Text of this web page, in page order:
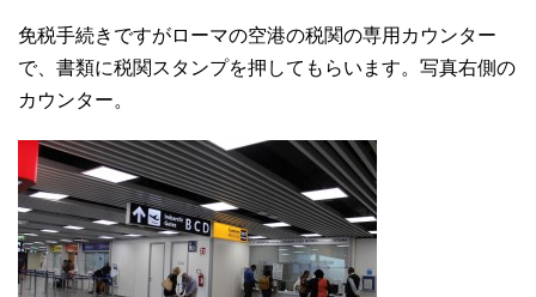
免税手続きですがローマの空港の税関の専用カウンター
で、書類に税関スタンプを押してもらいます。写真右側の
カウンター。